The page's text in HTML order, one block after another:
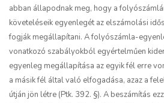
abban állapodnak meg, hogy a
követeléseik egyenlegét az elszámolási
fogják megállapítani. A folyószámla-
vonatkozó szabályokból egyértelműen
egyenleg megállapítása az egyik fél erre
a másik fél által való elfogadása, azaz a
útján jön létre (Ptk. 392. §). A beszámítás